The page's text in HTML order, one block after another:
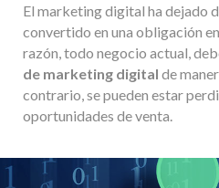
El marketing digital ha dejado
convertido en una obligación
razón, todo negocio actual,
de marketing digital de
contrario, se pueden estar
oportunidades de venta.